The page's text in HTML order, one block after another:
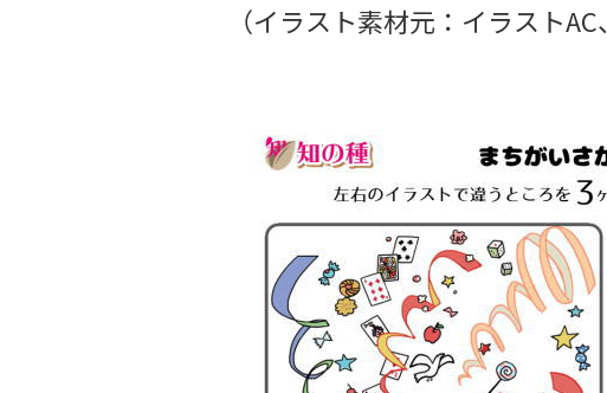
（イラスト素材元：イラストAC、